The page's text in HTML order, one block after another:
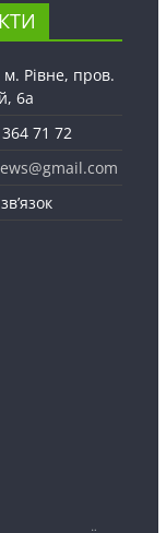
м. Рівне, пров.
6а
71 72